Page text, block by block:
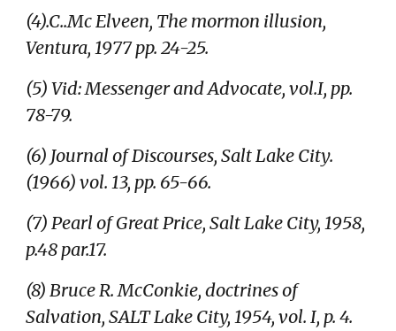
(4).C..Mc Elveen, The mormon illusion,
Ventura, 1977 pp. 24-25.
(5) Vid: Messenger and Advocate, vol.I, pp.
78-79.
(6) Journal of Discourses, Salt Lake City.
(1966) vol. 13, pp. 65-66.
(7) Pearl of Great Price, Salt Lake City, 1958,
p.48 par.17.
(8) Bruce R. McConkie, doctrines of
Salvation, SALT Lake City, 1954, vol. I, p. 4.